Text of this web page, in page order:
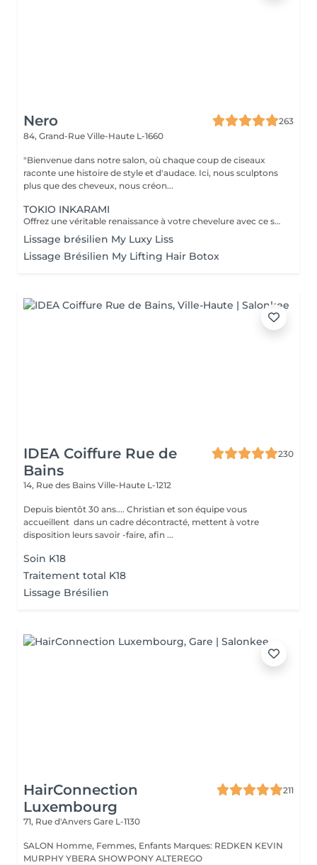
Nero
263
84, Grand-Rue Ville-Haute L-1660
"Bienvenue dans notre salon, où chaque coup de ciseaux
raconte une histoire de style et d'audace. Ici, nous sculptons
plus que des cheveux, nous créon...
TOKIO INKARAMI
Offrez une véritable renaissance à votre chevelure avec ce soin japonais révolutionnaire. Plus qu'un simple traitement, le Tokio Inkarami est un protocole de reconstruction profonde à la kératine qui répare les cheveux abîmés (colorations, chaleur, fatigue). L'action : Il pénètre au cur de la fibre pour combler les brèches et renforcer la structure interne. Le résultat : Immédiatement, vos cheveux sont plus forts, incroyablement doux, brillants et souples. L'indispensable pour retrouver une chevelure saine, disciplinée et pleine de vitalité.
Lissage brésilien My Luxy Liss
Lissage Brésilien My Lifting Hair Botox
IDEA Coiffure Rue de
Bains
230
14, Rue des Bains Ville-Haute L-1212
Depuis bientôt 30 ans.... Christian et son équipe vous
accueillent dans un cadre décontracté, mettent à votre
disposition leurs savoir -faire, afin ...
Soin K18
Traitement total K18
Lissage Brésilien
HairConnection
Luxembourg
211
71, Rue d'Anvers Gare L-1130
SALON Homme, Femmes, Enfants Marques: REDKEN KEVIN
MURPHY YBERA SHOWPONY ALTEREGO